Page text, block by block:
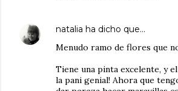
natalia ha dicho que…
Menudo ramo de flores que
Tiene una pinta excelente, y
la pani genial! Ahora que